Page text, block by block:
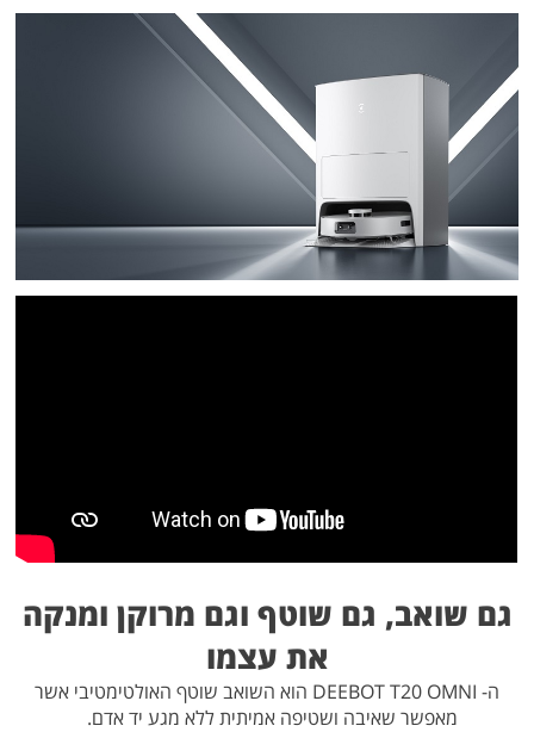
גם שואב, גם שוטף וגם מרוקן ומנקה
את עצמו
ה- DEEBOT T20 OMNI הוא השואב שוטף האולטימטיבי אשר
מאפשר שאיבה ושטיפה אמיתית ללא מגע יד אדם.